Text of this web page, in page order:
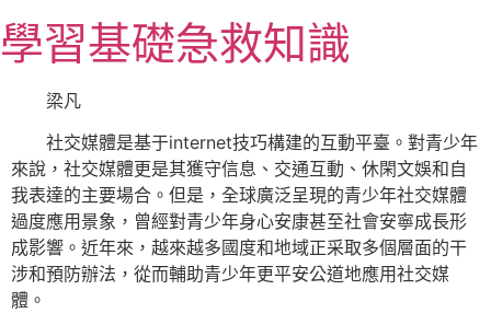
至
主
學習基礎急救知識
梁凡
社交媒體是基于internet技巧構建的互動平臺。對青少年
來說，社交媒體更是其獲守信息、交通互動、休閑文娛和自
我表達的主要場合。但是，全球廣泛呈現的青少年社交媒體
過度應用景象，曾經對青少年身心安康甚至社會安寧成長形
成影響。近年來，越來越多國度和地域正采取多個層面的干
涉和預防辦法，從而輔助青少年更平安公道地應用社交媒
體。